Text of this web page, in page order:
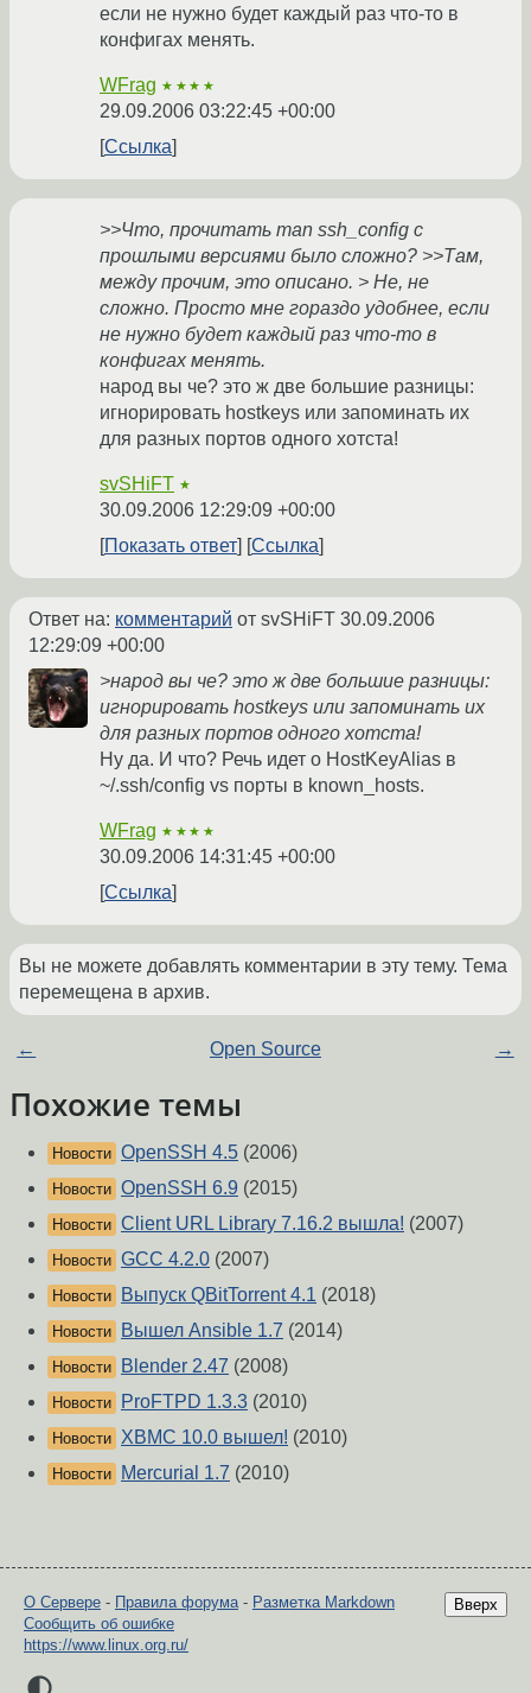
если не нужно будет каждый раз что-то в
конфигах менять.
WFrag ★★★★
29.09.2006 03:22:45 +00:00
Ссылка
>>Что, прочитать man ssh_config с
прошлыми версиями было сложно? >>Там,
между прочим, это описано. > Не, не
сложно. Просто мне гораздо удобнее, если
не нужно будет каждый раз что-то в
конфигах менять.
народ вы че? это ж две большие разницы:
игнорировать hostkeys или запоминать их
для разных портов одного хотста!
svSHiFT ★
30.09.2006 12:29:09 +00:00
Показать ответ
Ссылка
Ответ на: комментарий от svSHiFT 30.09.2006
12:29:09 +00:00
>народ вы че? это ж две большие разницы:
игнорировать hostkeys или запоминать их
для разных портов одного хотста!
Ну да. И что? Речь идет о HostKeyAlias в
~/.ssh/config vs порты в known_hosts.
WFrag ★★★★
30.09.2006 14:31:45 +00:00
Ссылка
Вы не можете добавлять комментарии в эту тему. Тема
перемещена в архив.
← Open Source →
Похожие темы
Новости OpenSSH 4.5 (2006)
Новости OpenSSH 6.9 (2015)
Новости Client URL Library 7.16.2 вышла! (2007)
Новости GCC 4.2.0 (2007)
Новости Выпуск QBitTorrent 4.1 (2018)
Новости Вышел Ansible 1.7 (2014)
Новости Blender 2.47 (2008)
Новости ProFTPD 1.3.3 (2010)
Новости XBMC 10.0 вышел! (2010)
Новости Mercurial 1.7 (2010)
Вверх
О Сервере - Правила форума- Разметка Markdown
Сообщить об ошибке
https://www.linux.org.ru/